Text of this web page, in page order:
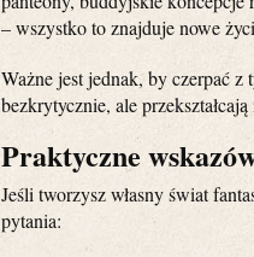
– wszystko to znajduje nowe
Ważne jest jednak, by czerpać z
bezkrytycznie, ale
Praktyczne
Jeśli tworzysz własny świat
pytania: